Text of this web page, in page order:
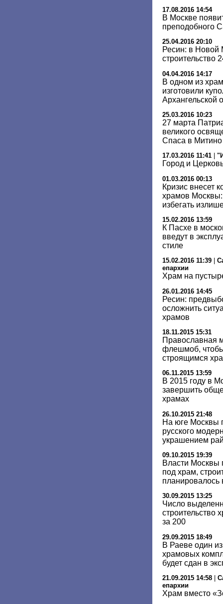
17.08.2016 14:54
В Москве
преподобного
25.04.2016 20:10
Ресин: в Новой
строительство
04.04.2016 14:17
В одном из
изготовили
Архангельской
25.03.2016 10:23
27 марта
великого
Спаса в Митино
17.03.2016 11:41
Город и
01.03.2016 00:13
Кризис внесет
храмов Москвы:
избегать
15.02.2016 13:59
К Пасхе в
введут в
стиле
15.02.2016 11:39
епархии
Храм на
26.01.2016 14:45
Ресин:
осложнить
храмов
18.11.2015 15:31
Православная
флешмоб,
строящимся
06.11.2015 13:59
В 2015 году в
завершить
храмах
26.10.2015 21:48
На юге Москвы
русского
украшением
09.10.2015 19:39
Власти Москвы
под храм,
планировалось
30.09.2015 13:25
Число
строительство
за 200
29.09.2015 18:49
В Раеве один
храмовых
будет сдан в
21.09.2015 14:58
епархии
Храм вместо